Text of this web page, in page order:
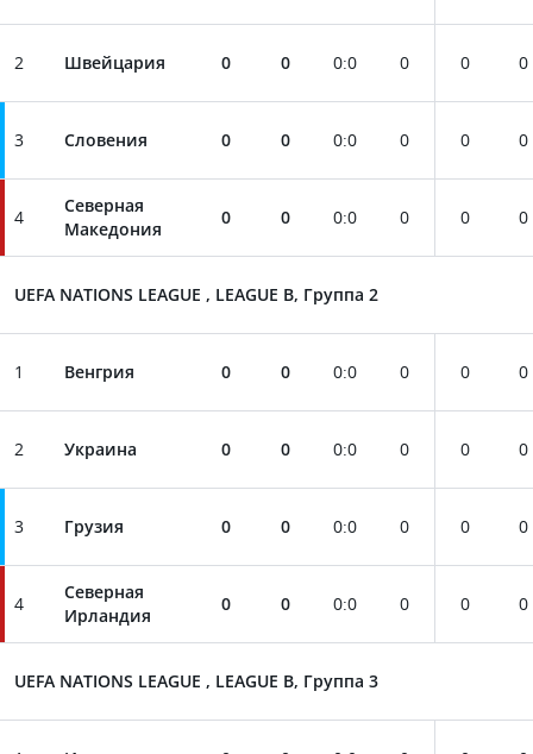
2 Швейцария 0 0 0:0 0 0 0
3 Словения 0 0 0:0 0 0 0
4
Северная
Македония
0 0 0:0 0 0 0
UEFA NATIONS LEAGUE , LEAGUE B, Группа 2
1 Венгрия 0 0 0:0 0 0 0
2 Украина 0 0 0:0 0 0 0
3 Грузия 0 0 0:0 0 0 0
4
Северная
Ирландия
0 0 0:0 0 0 0
UEFA NATIONS LEAGUE , LEAGUE B, Группа 3